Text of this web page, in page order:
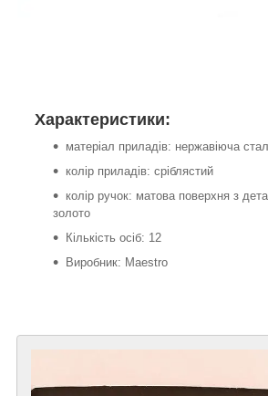
Характеристики:
матеріал приладів: нержавіюча
колір приладів: сріблястий
колір ручок: матова поверхня з
золото
Кількість осіб: 12
Виробник: Maestro